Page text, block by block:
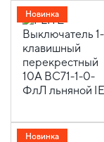
Новинка
Новинка